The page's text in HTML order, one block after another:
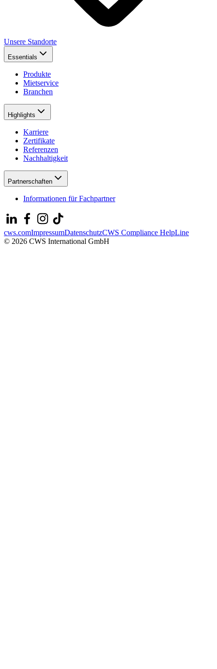
Unsere Standorte
Essentials
Produkte
Mietservice
Branchen
Highlights
Karriere
Zertifikate
Referenzen
Nachhaltigkeit
Partnerschaften
Informationen für Fachpartner
cws.comImpressumDatenschutzCWS Compliance HelpLine
© 2026 CWS International GmbH